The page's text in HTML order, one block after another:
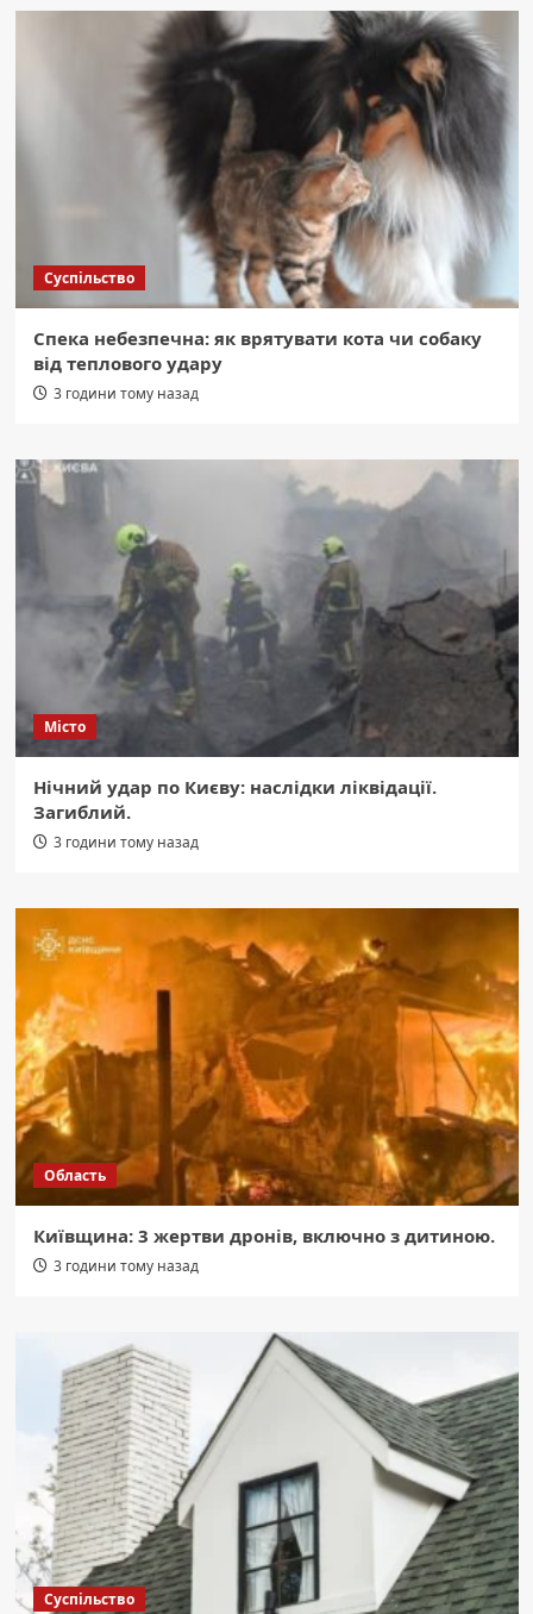
Суспільство
Спека небезпечна: як врятувати кота чи собаку
від теплового удару
3 години тому назад
Місто
Нічний удар по Києву: наслідки ліквідації.
Загиблий.
3 години тому назад
Область
Київщина: 3 жертви дронів, включно з дитиною.
3 години тому назад
Суспільство